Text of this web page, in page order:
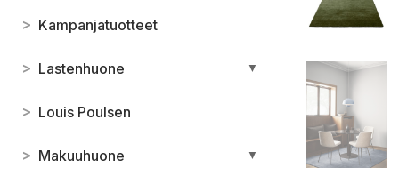
> Kampanjatuotteet
> Lastenhuone ▼
> Louis Poulsen
> Makuuhuone ▼